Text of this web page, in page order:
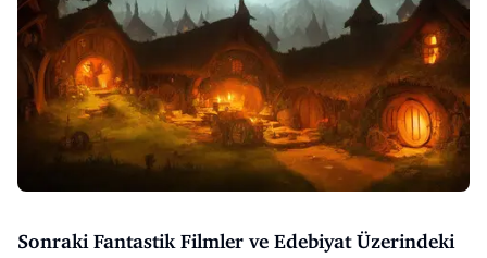
Sonraki Fantastik Filmler ve Edebiyat Üzerindeki